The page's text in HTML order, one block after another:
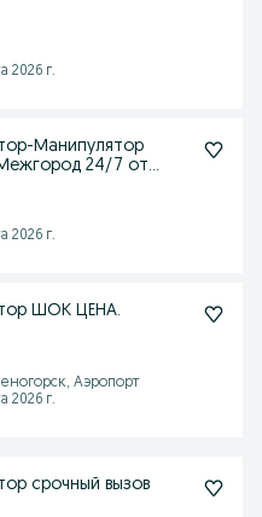
2026 г.
Манипулятор
24/7 от
2026 г.
ШОК ЦЕНА.
Аэропорт
2026 г.
срочный вызов